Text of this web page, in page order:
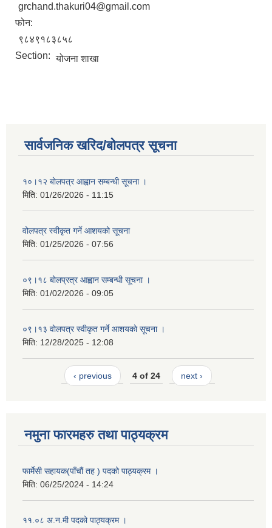
grchand.thakuri04@gmail.com
फोन:
९८४९१८३८५८
Section: योजना शाखा
सार्वजनिक खरिद/बोलपत्र सूचना
१०।१२ बोलपत्र आह्वान सम्बन्धी सूचना ।
मिति: 01/26/2026 - 11:15
वोलपत्र स्वीकृत गर्ने आशयको सूचना
मिति: 01/25/2026 - 07:56
०९।१८ बोलप्रत्र आह्वान सम्बन्धी सूचना ।
मिति: 01/02/2026 - 09:05
०९।१३ वाेलपत्र स्वीकृत गर्ने आशयकाे सूचना ।
मिति: 12/28/2025 - 12:08
‹ previous 4 of 24 next ›
नमुना फारमहरु तथा पाठ्यक्रम
फार्मेसी सहायक(पाँचौं तह ) पदको पाठ्यक्रम ।
मिति: 06/25/2024 - 14:24
११.०८ अ.न.मी पदको पाठ्यक्रम ।